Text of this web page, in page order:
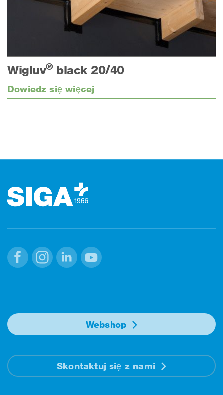
Wigluv®black 20/40
Dowiedz się więcej
Webshop
Skontaktuj się z nami